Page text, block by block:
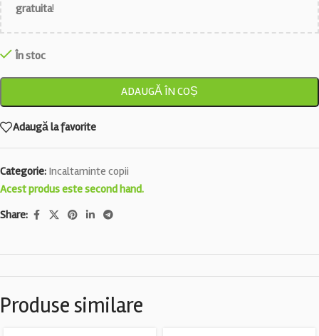
gratuita!
În stoc
ADAUGĂ ÎN COȘ
Adaugă la favorite
Categorie: Incaltaminte copii
Acest produs este second hand.
Share:
Produse similare